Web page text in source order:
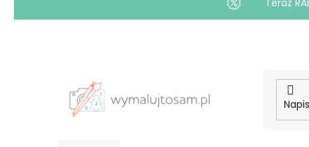
Teraz